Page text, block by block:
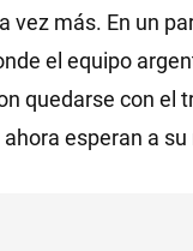
vez más. En un
el equipo
quedarse con el
esperan a su